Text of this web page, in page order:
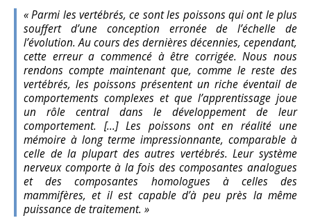
« Parmi les vertébrés, ce sont les poissons qui ont le plus
souffert d’une conception erronée de l’échelle de
l’évolution. Au cours des dernières décennies, cependant,
cette erreur a commencé à être corrigée. Nous nous
rendons compte maintenant que, comme le reste des
vertébrés, les poissons présentent un riche éventail de
comportements complexes et que l’apprentissage joue
un rôle central dans le développement de leur
comportement. [...] Les poissons ont en réalité une
mémoire à long terme impressionnante, comparable à
celle de la plupart des autres vertébrés. Leur système
nerveux comporte à la fois des composantes analogues
et des composantes homologues à celles des
mammifères, et il est capable d’à peu près la même
puissance de traitement. »